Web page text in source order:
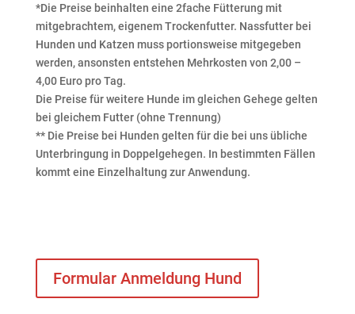
*Die Preise beinhalten eine 2fache Fütterung mit
mitgebrachtem, eigenem Trockenfutter. Nassfutter bei
Hunden und Katzen muss portionsweise mitgegeben
werden, ansonsten entstehen Mehrkosten von 2,00 –
4,00 Euro pro Tag.
Die Preise für weitere Hunde im gleichen Gehege gelten
bei gleichem Futter (ohne Trennung)
** Die Preise bei Hunden gelten für die bei uns übliche
Unterbringung in Doppelgehegen. In bestimmten Fällen
kommt eine Einzelhaltung zur Anwendung.
Formular Anmeldung Hund